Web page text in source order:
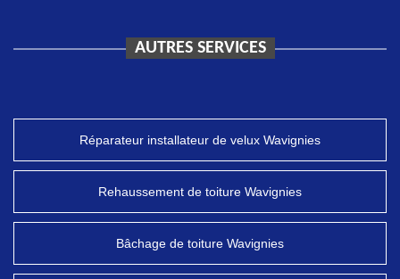
AUTRES SERVICES
Réparateur installateur de velux Wavignies
Rehaussement de toiture Wavignies
Bâchage de toiture Wavignies